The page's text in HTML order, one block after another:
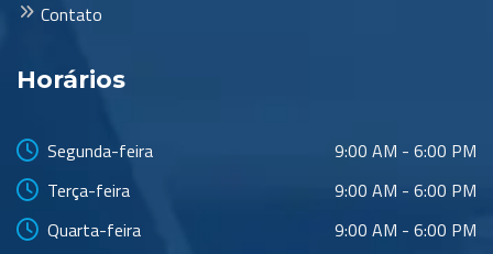
Contato
Horários
Segunda-feira
9:00 AM - 6:00 PM
Terça-feira
9:00 AM - 6:00 PM
Quarta-feira
9:00 AM - 6:00 PM